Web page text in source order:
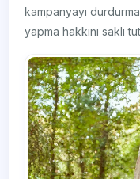
kampanyayı
yapma hakkını saklı